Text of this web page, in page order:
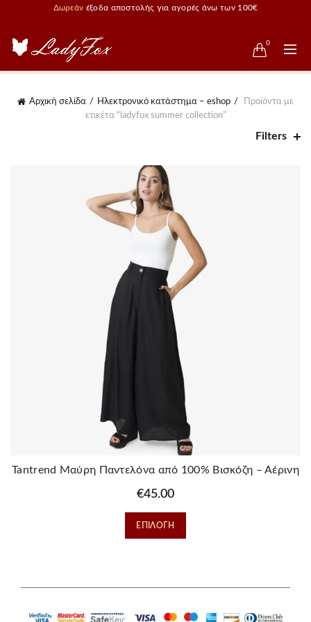
Δωρεάν έξοδα αποστολής για αγορές άνω των 100€
0
Αρχική σελίδα Ηλεκτρονικό κατάστημα – eshop
Προϊόντα με
ετικέτα “ladyfox summer collection”
Filters
Tantrend Μαύρη Παντελόνα από 100% Βισκόζη – Αέρινη
€45.00
ΕΠΙΛΟΓΉ
Οι